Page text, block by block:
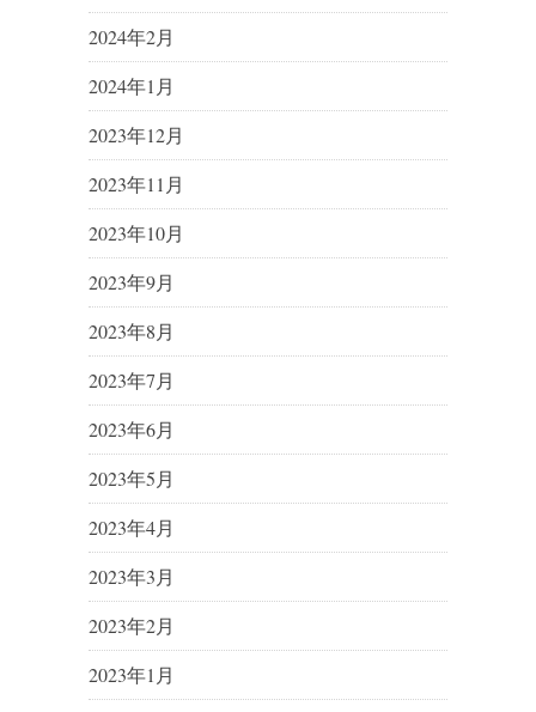
2024年2月
2024年1月
2023年12月
2023年11月
2023年10月
2023年9月
2023年8月
2023年7月
2023年6月
2023年5月
2023年4月
2023年3月
2023年2月
2023年1月